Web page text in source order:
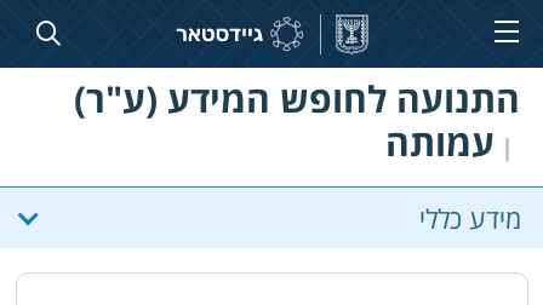
התנועה לחופש המידע (ע"ר)
| עמותה
מידע כללי